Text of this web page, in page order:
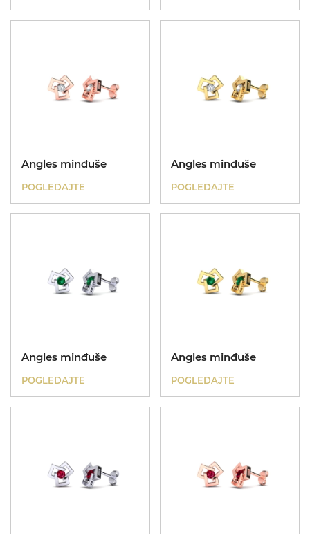
Angles minđuše
POGLEDAJTE
Angles minđuše
POGLEDAJTE
Angles minđuše
POGLEDAJTE
Angles minđuše
POGLEDAJTE